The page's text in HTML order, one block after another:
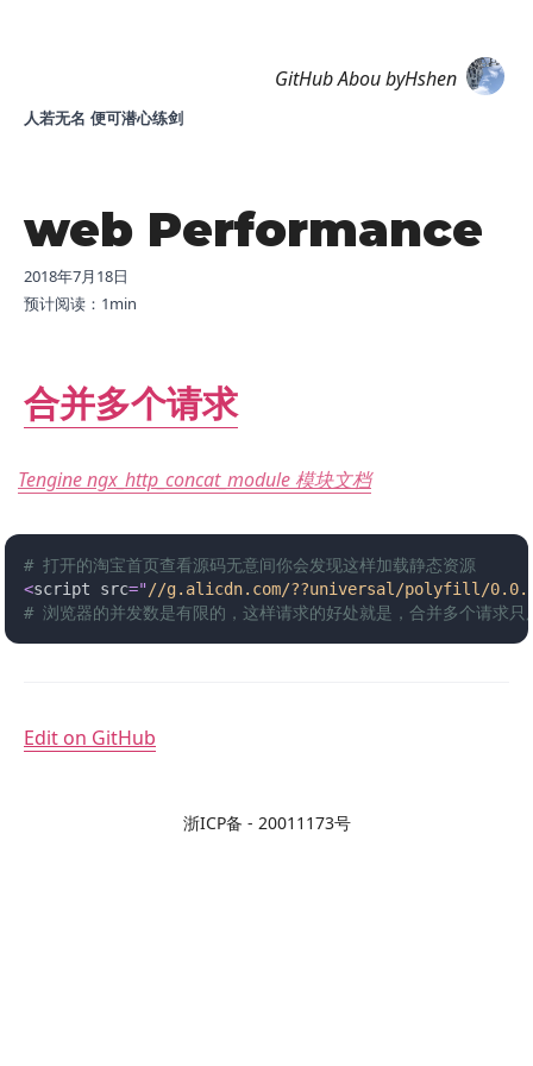
人若无名 便可潜心练剑
GitHubAboubyHshen
web Performance
2018年7月18日
预计阅读： 1min
合并多个请求
Tengine ngx_http_concat_module 模块文档
# 打开的淘宝首页查看源码无意间你会发现这样加载静态资源
<script src=" //g.alicdn.com/??universal/polyfill/
# 浏览器的并发数是有限的，这样请求的好处就是，合并多个请求只
Edit on GitHub
浙ICP备 - 20011173号